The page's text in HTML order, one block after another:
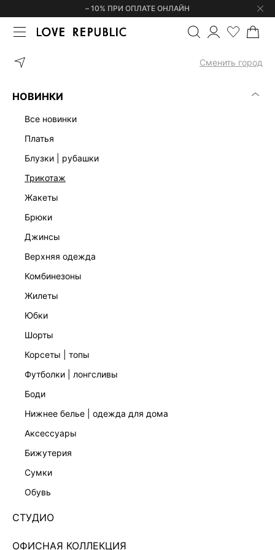
– 10% ПРИ ОПЛАТЕ ОНЛАЙН
Сменить город
НОВИНКИ
все новинки
платья
блузки | рубашки
трикотаж
жакеты
брюки
джинсы
верхняя одежда
комбинезоны
жилеты
юбки
шорты
корсеты | топы
футболки | лонгсливы
боди
нижнее белье | одежда для дома
аксессуары
бижутерия
сумки
обувь
СТУДИО
ОФИСНАЯ КОЛЛЕКЦИЯ
ГЛАВНАЯ МАЙКА С ВИСКОЗОЙ
ЭКСКЛЮЗИВНО ОНЛАЙН
МАЙКА С ВИСКОЗОЙ 6254116365-60
2 599 ₽